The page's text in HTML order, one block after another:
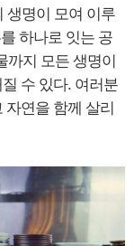
생명이 모여 이루
하나로 잇는 공
까지 모든 생명이
수 있다. 여러분
자연을 함께 살리